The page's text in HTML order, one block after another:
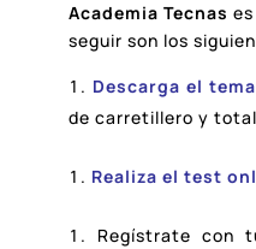
Academia Tecnas
seguir son los
Descarga el
de carretillero y
Realiza el test
Regístrate con